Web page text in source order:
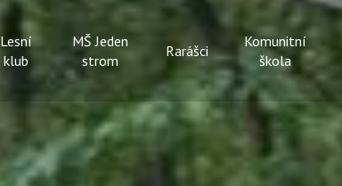
Lesní
klub
MŠ Jeden
strom
Rarášci
Komunitní
škola